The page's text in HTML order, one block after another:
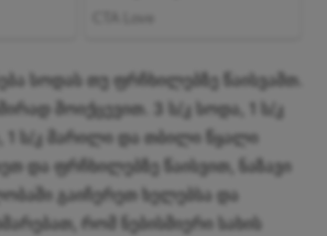
სოდას თუ ფრჩხილებზე წაისვამთ.
მოიქცევით. 3 ს/კ სოდა, 1 ს/კ
1 ს/კ მარილი და თბილი წყალი
და ფრჩხილებზე წაისვით, ნაზავი
გაიჩერეთ ხელებსა და
რომ ნებისმიერი სახის